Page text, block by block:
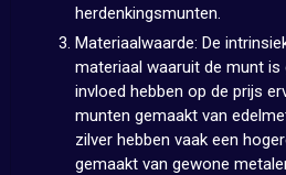
herdenkingsmunten.
Materiaalwaarde: De
materiaal waaruit de munt is
invloed hebben op de prijs
munten gemaakt van
zilver hebben vaak een
gemaakt van gewone